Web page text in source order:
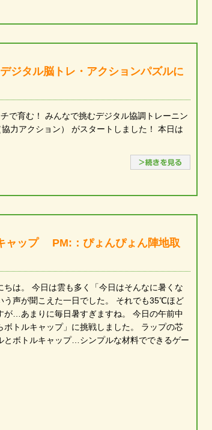
ジタル脳トレ・アクションパズルに
で育む！ みんなで挑むデジタル協調トレーニン
力アクション） がスタートしました！ 本日は
ャップ PM:：ぴょんぴょん陣地取
ちは。 今日は雲も多く「今日はそんなに暑くな
う声が聞こえた一日でした。 それでも35℃ほど
が…あまりに毎日暑すぎますね。 今日の午前中
ボトルキャップ」に挑戦しました。 ラップの芯
とボトルキャップ…シンプルな材料でできるゲー